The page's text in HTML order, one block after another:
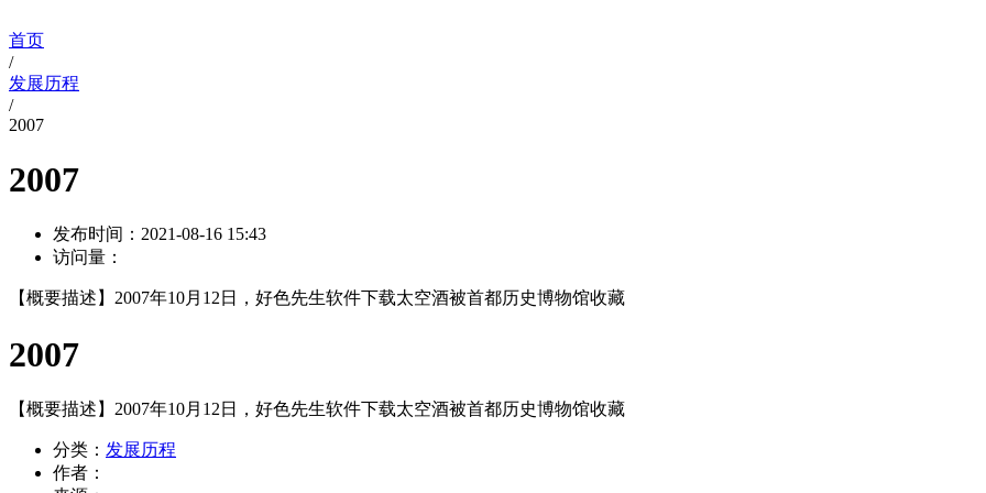
首页
/
发展历程
/
2007
2007
发布时间： 2021-08-16 15:43
访问量：
【概要描述】 2007年10月12日，好色先生软件下载太空酒被首都历史博物馆收藏
2007
【概要描述】 2007年10月12日，好色先生软件下载太空酒被首都历史博物馆收藏
分类： 发展历程
作者：